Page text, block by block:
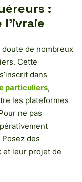
:
de nombreux
Cette
dans
particuliers,
les plateformes
ne pas
des
et leur projet de